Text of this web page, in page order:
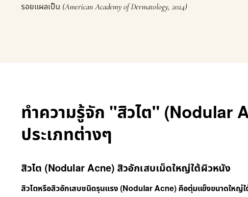
รอยแผลเป็น (American Academy of Dermatology, 2024)
ทำความรู้จัก "สิวไต" (Nodular
ประเภทต่างๆ
สิวไต (Nodular Acne) สิวอักเสบเม็ดใหญ่ใต้ผิวหนัง
สิวไตหรือสิวอักเสบชนิดรุนแรง (Nodular Acne) คือตุ่มแข็งขนาดใหญ่ใ